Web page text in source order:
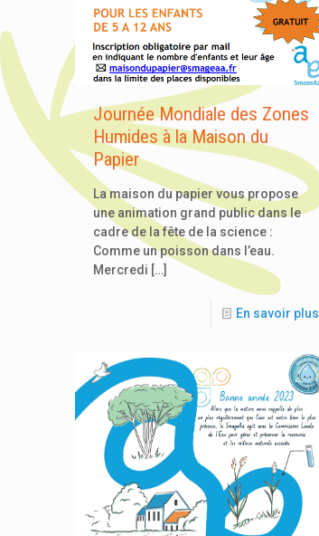
Journée Mondiale des Zones
Humides à la Maison du
Papier
La maison du papier vous propose
une animation grand public dans le
cadre de la fête de la science :
Comme un poisson dans l’eau.
Mercredi […]
En savoir plus